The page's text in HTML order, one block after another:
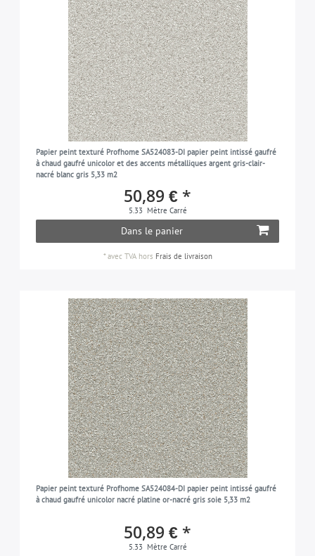
Papier peint texturé Profhome SA524083-DI papier peint intissé gaufré
à chaud gaufré unicolor et des accents métalliques argent gris-clair-
nacré blanc gris 5,33 m2
50,89 € *
5.33 Mètre Carré
Dans le panier
*avec TVAhors Frais de livraison
Papier peint texturé Profhome SA524084-DI papier peint intissé gaufré
à chaud gaufré unicolor nacré platine or-nacré gris soie 5,33 m2
50,89 € *
5.33 Mètre Carré